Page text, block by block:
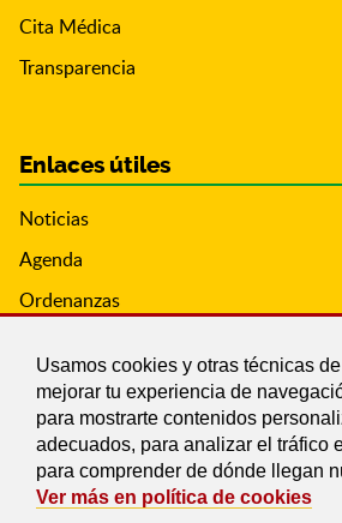
Usamos cookies y otras técnicas
mejorar tu experiencia de
para mostrarte contenidos
adecuados, para analizar el tráfico
para comprender de dónde llegan
Ver más en política de cookies
Cita Médica
Transparencia
Enlaces útiles
Noticias
Agenda
Ordenanzas